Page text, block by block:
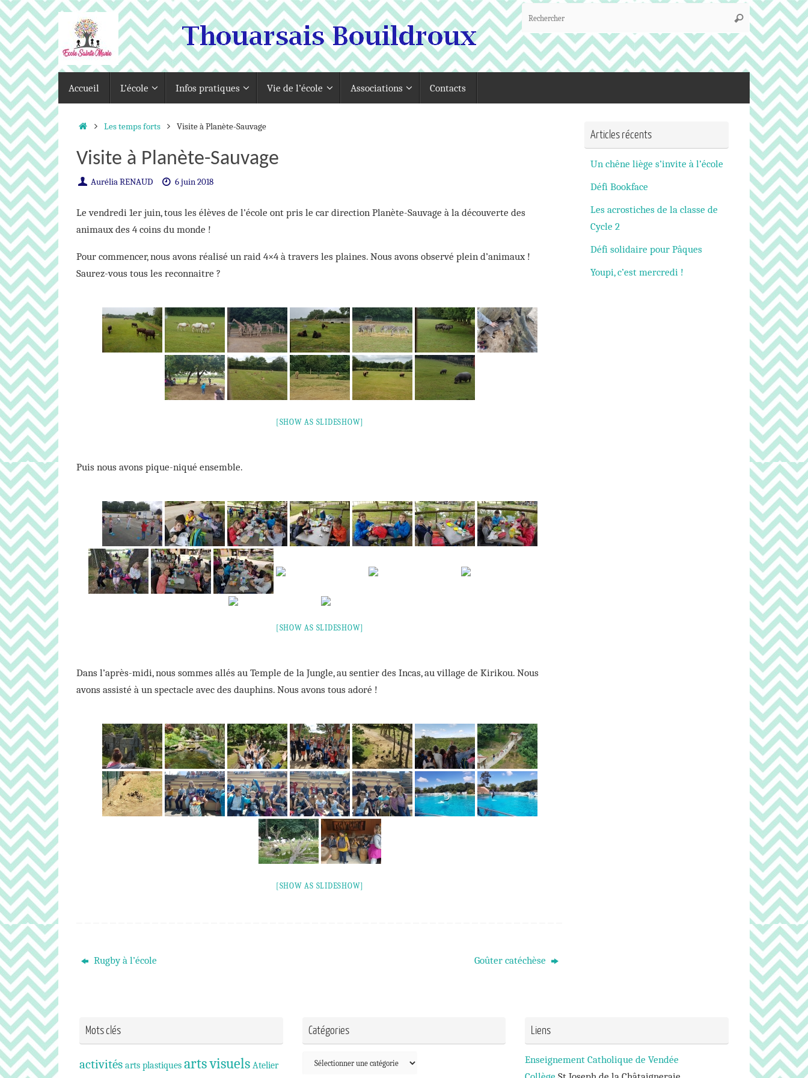
Passer
au
contenu
Recherche
pour
:
Rechercher
au
contenu
Accueil L’école Infos pratiques Vie de l’école Associations Contacts
AccueilLes temps forts Visite à Planète-Sauvage
Visite à Planète-Sauvage
Aurélia RENAUD 6 juin 2018
Le vendredi 1er juin, tous les élèves de l’école ont pris le car direction Planète-Sauvage à la découverte des
animaux des 4 coins du monde !
Pour commencer, nous avons réalisé un raid 4×4 à travers les plaines. Nous avons observé plein d’animaux !
Saurez-vous tous les reconnaitre ?
[SHOW AS SLIDESHOW]
Puis nous avons pique-niqué ensemble.
[SHOW AS SLIDESHOW]
Dans l’après-midi, nous sommes allés au Temple de la Jungle, au sentier des Incas, au village de Kirikou. Nous
avons assisté à un spectacle avec des dauphins. Nous avons tous adoré !
[SHOW AS SLIDESHOW]
Rugby à l’école Goûter catéchèse
Articles récents
Un chêne liège s’invite à l’école
Défi Bookface
Les acrostiches de la classe de
Cycle 2
Défi solidaire pour Pâques
Youpi, c’est mercredi !
Mots clés
activités arts plastiques arts visuels Atelier
Catégories
Catégories
Liens
Enseignement Catholique de Vendée